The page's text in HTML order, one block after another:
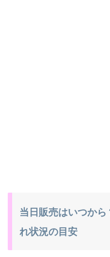
当日販売はいつか
れ状況の目安